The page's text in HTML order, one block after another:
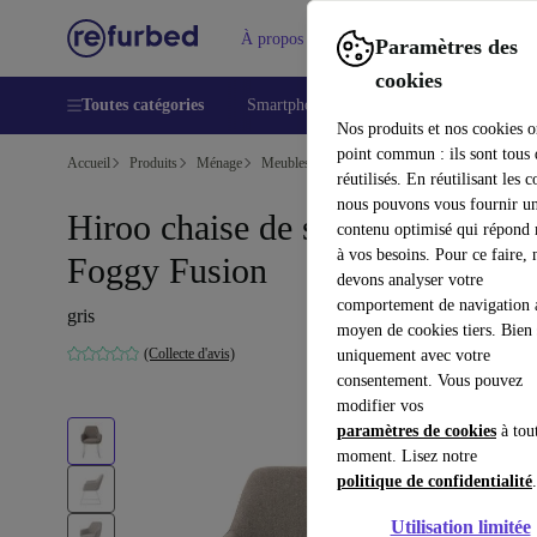
Paramètres des
cookies
Nos produits et nos cookies
point commun : ils sont tous
réutilisés. En réutilisant les
nous pouvons vous fournir
contenu optimisé qui répond
à vos besoins. Pour ce faire,
devons analyser votre
comportement de navigation
moyen de cookies tiers. Bien
uniquement avec votre
consentement. Vous pouvez
modifier vos
paramètres de cookies à
moment. Lisez notre
politique de confidentialité.
Utilisation limitée
À propos Aide
Toutes catégories Smartphones
Accueil Produits Ménage Meubles
Hiroo chaise de salle à manger
Foggy Fusion
gris
(Collecte d'avis)